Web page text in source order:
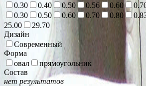
0.30
0.40 0.50 0.56 0.60
0.30
0.50 0.60 0.70 0.80
25.00
29.70
Дизайн
Современный
Форма
овал
прямоугольник
Состав
нет результатов